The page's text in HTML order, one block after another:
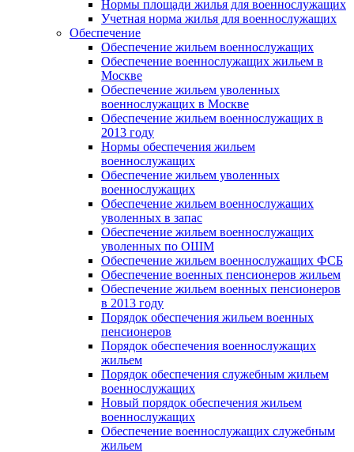
Нормы площади жилья для военнослужащих
Учетная норма жилья для военнослужащих
Обеспечение
Обеспечение жильем военнослужащих
Обеспечение военнослужащих жильем в
Москве
Обеспечение жильем уволенных
военнослужащих в Москве
Обеспечение жильем военнослужащих в
2013 году
Нормы обеспечения жильем
военнослужащих
Обеспечение жильем уволенных
военнослужащих
Обеспечение жильем военнослужащих
уволенных в запас
Обеспечение жильем военнослужащих
уволенных по ОШМ
Обеспечение жильем военнослужащих ФСБ
Обеспечение военных пенсионеров жильем
Обеспечение жильем военных пенсионеров
в 2013 году
Порядок обеспечения жильем военных
пенсионеров
Порядок обеспечения военнослужащих
жильем
Порядок обеспечения служебным жильем
военнослужащих
Новый порядок обеспечения жильем
военнослужащих
Обеспечение военнослужащих служебным
жильем